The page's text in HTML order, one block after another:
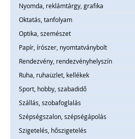
Nyomda, reklámtárgy, grafika
Oktatás, tanfolyam
Optika, szemészet
Papír, írószer, nyomtatványbolt
Rendezvény, rendezvényhelyszín
Ruha, ruhaüzlet, kellékek
Sport, hobby, szabadidő
Szállás, szobafoglalás
Szépségszalon, szépségápolás
Szigetelés, hőszigetelés